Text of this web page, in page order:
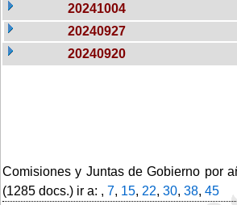
20241004
20240927
20240920
Comisiones y Juntas de Gobierno por
(1285 docs.) ir a: , 7, 15, 22, 30, 38, 45